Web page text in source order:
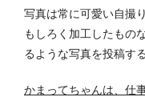
写真は常に可愛い自撮
もしろく加工したもの
るような写真を投稿す
かまってちゃんは、仕